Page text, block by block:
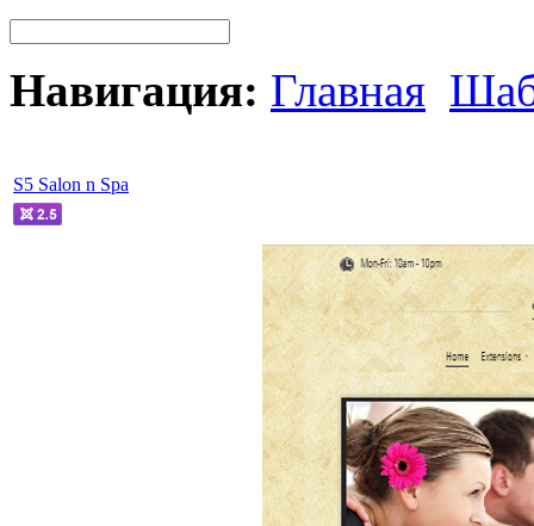
Навигация: Главная
S5 Salon n Spa